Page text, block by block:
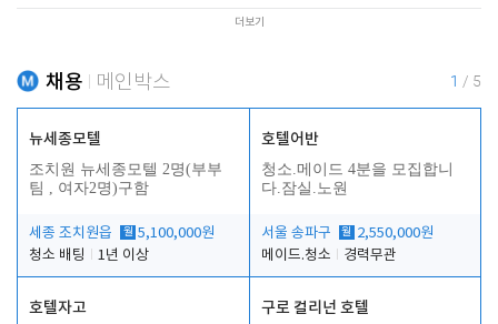
더보기
채용 메인박스 1 / 5
뉴세종모텔
조치원 뉴세종모텔 2명(부부
팀 , 여자2명)구함
세종 조치원읍 월 5,100,000원
청소 배팅
1년 이상
호텔어반
청소.메이드 4분을 모집합니
다.잠실.노원
서울 송파구 월 2,550,000원
메이드.청소
경력무관
호텔자고 구로 컬리넌 호텔